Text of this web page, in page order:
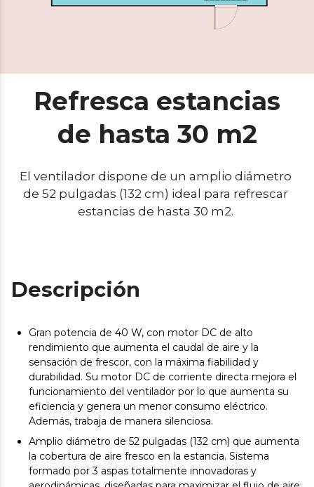
Refresca estancias
de hasta 30 m2
El ventilador dispone de un amplio diámetro
de 52 pulgadas (132 cm) ideal para refrescar
estancias de hasta 30 m2.
Descripción
Gran potencia de 40 W, con motor DC de alto
rendimiento que aumenta el caudal de aire y la
sensación de frescor, con la máxima fiabilidad y
durabilidad. Su motor DC de corriente directa mejora el
funcionamiento del ventilador por lo que aumenta su
eficiencia y genera un menor consumo eléctrico.
Además, trabaja de manera silenciosa.
Amplio diámetro de 52 pulgadas (132 cm) que aumenta
la cobertura de aire fresco en la estancia. Sistema
formado por 3 aspas totalmente innovadoras y